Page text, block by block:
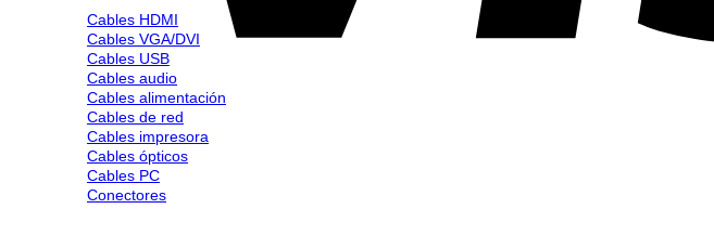
Cables HDMI
Cables VGA/DVI
Cables USB
Cables audio
Cables alimentación
Cables de red
Cables impresora
Cables ópticos
Cables PC
Conectores